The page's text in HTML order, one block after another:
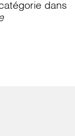
dans